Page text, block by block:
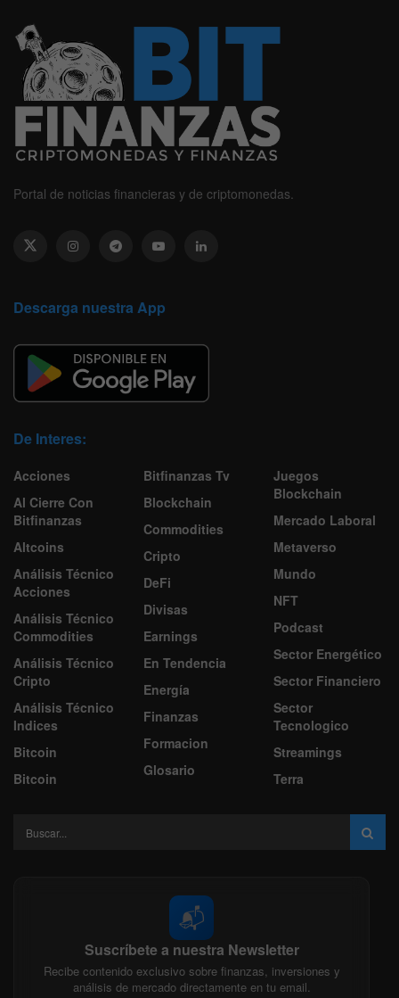
Portal de noticias financieras y de criptomonedas.
Descarga nuestra App
De Interes:
Acciones
Al Cierre Con
Bitfinanzas
Altcoins
Análisis Técnico
Acciones
Análisis Técnico
Commodities
Análisis Técnico
Cripto
Análisis Técnico
Indices
Bitcoin
Bitcoin
Bitfinanzas Tv
Blockchain
Commodities
Cripto
DeFi
Divisas
Earnings
En Tendencia
Energía
Finanzas
Formacion
Glosario
Juegos
Blockchain
Mercado Laboral
Metaverso
Mundo
NFT
Podcast
Sector Energético
Sector Financiero
Sector
Tecnologico
Streamings
Terra
📬
Suscríbete a nuestra Newsletter
Recibe contenido exclusivo sobre finanzas, inversiones y
análisis de mercado directamente en tu email.